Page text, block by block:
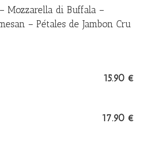
Mozzarella di Buffala –
– Pétales de Jambon Cru
15.90 €
17.90 €